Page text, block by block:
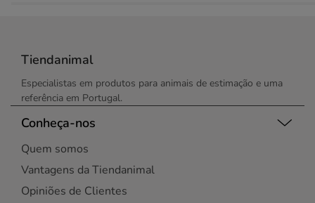
Tiendanimal
Especialistas em produtos para animais de estimação e uma
referência em Portugal.
Conheça-nos
Quem somos
Vantagens da Tiendanimal
Opiniões de Clientes